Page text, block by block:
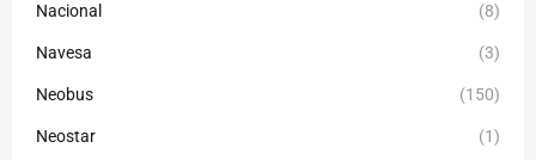
Nacional (8)
Navesa (3)
Neobus (150)
Neostar (1)